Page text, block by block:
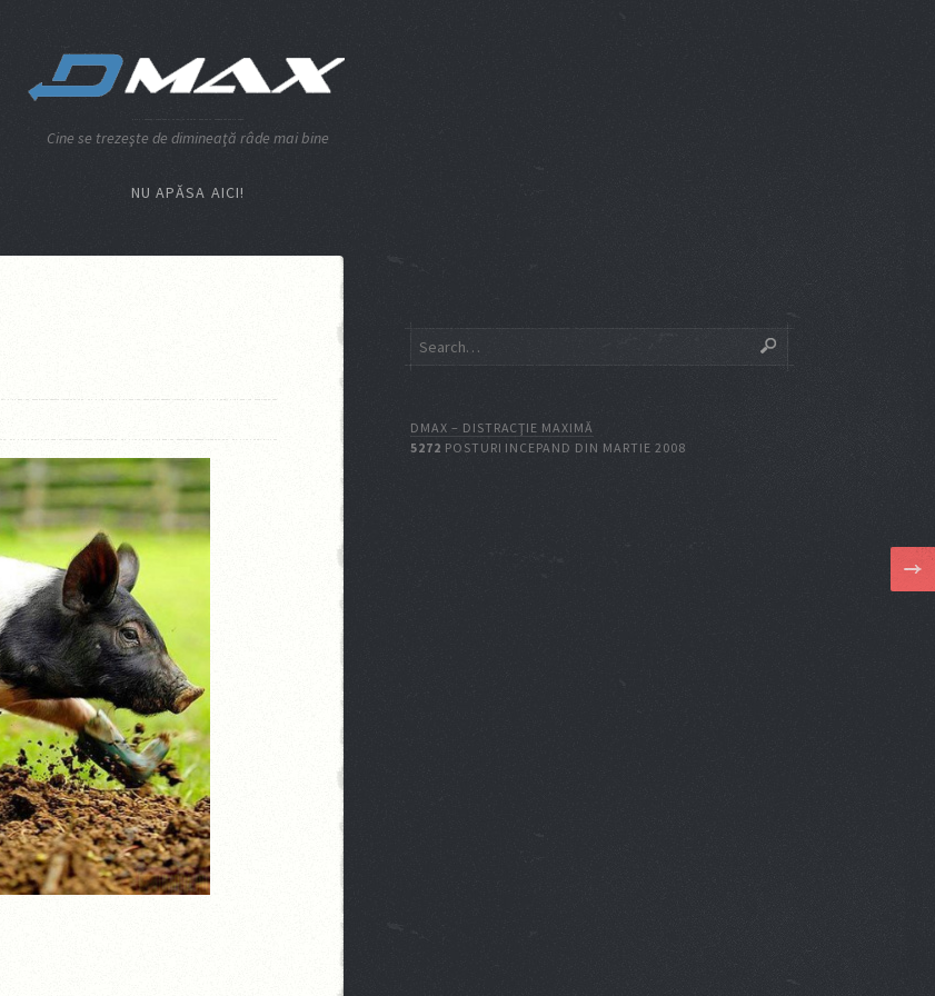
Cine se trezeşte de dimineaţă râde mai bine
NU APĂSA AICI!
DMAX – DISTRACŢIE MAXIMĂ
5272 POSTURI INCEPAND DIN MARTIE 2008